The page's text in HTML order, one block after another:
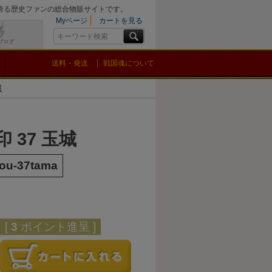
歴史ファンの総合物販サイトです。
Myページ
カートを見る
送料・発送 戦国魂について
37 玉城
37tama
[ 3 ポイント進呈 ]